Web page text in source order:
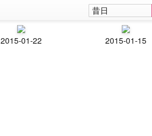
昔日
2015-01-22 2015-01-15